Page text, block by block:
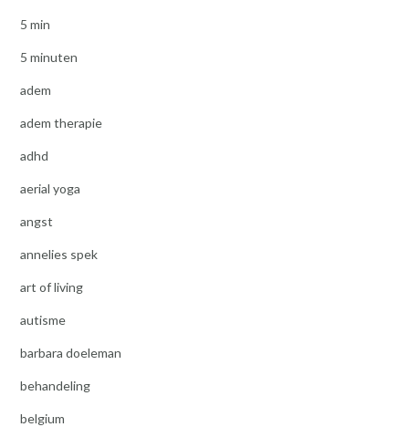
5 min
5 minuten
adem
adem therapie
adhd
aerial yoga
angst
annelies spek
art of living
autisme
barbara doeleman
behandeling
belgium